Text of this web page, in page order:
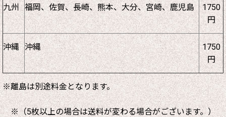
九州 福岡、佐賀、長崎、熊本、大分、宮崎、鹿児島
1750
円
沖縄 沖縄
1750
円
※離島は別途料金となります。
※（5枚以上の場合は送料が変わる場合がございます。）